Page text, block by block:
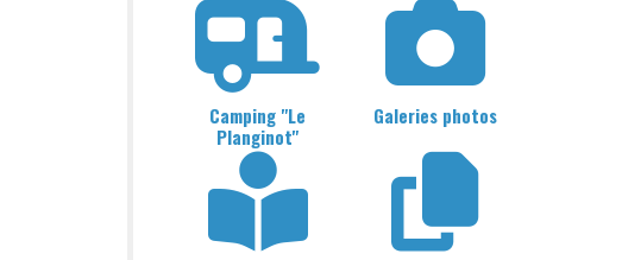
Camping "Le
Planginot"
Galeries photos